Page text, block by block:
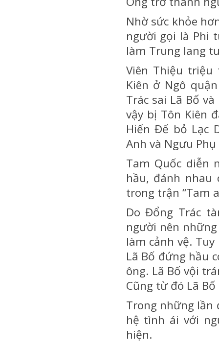
Nhờ sức khỏe
người gọi là Phi
làm Trung lang
Viên Thiệu
Kiên ở Ngô
Trác sai Lã Bố
vậy bị Tôn Kiên
Hiến Đế bỏ Lạc
Anh và Ngưu
Tam Quốc diễn
hầu, đánh nhau
trong trận “Tam
Do Đổng Trác
người nên
làm cảnh vệ.
Lã Bố đứng hầu
ông. Lã Bố vội
Cũng từ đó Lã
Trong những lần
hệ tình ái với
hiện.